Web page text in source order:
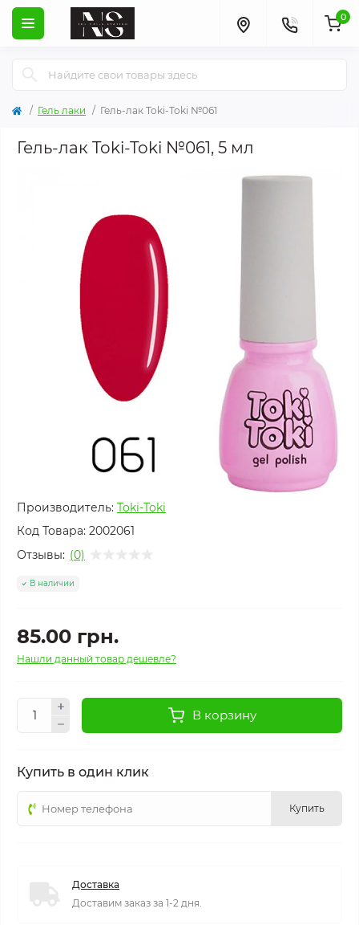
0
Гель лаки Гель-лак Toki-Toki №061
Гель-лак Toki-Toki №061, 5 мл
Производитель: Toki-Toki
Код Товара: 2002061
Отзывы: (0)
В наличии
85.00 грн.
Нашли данный товар дешевле?
В корзину
Купить в один клик
Купить
Доставка
Доставим заказ за 1-2 дня.